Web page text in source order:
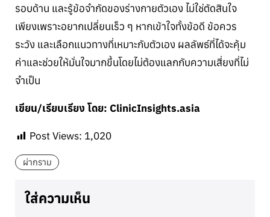
รอบด้าน และรู้ข้อจำกัดของร่างกายตัวเอง ไม่ใช่ตัดสินใจ
เพียงเพราะอยากเปลี่ยนเร็ว ๆ หากเข้าใจทั้งข้อดี ข้อควร
ระวัง และเลือกแนวทางที่เหมาะกับตัวเอง ผลลัพธ์ที่ได้จะคุ้ม
ค่าและช่วยให้มั่นใจมากขึ้นโดยไม่ต้องแลกกับความเสี่ยงที่ไม่
จำเป็น
เขียน/เรียบเรียง โดย: ClinicInsights.asia
Post Views: 1,020
ผ่ากราม
ใส่ความเห็น